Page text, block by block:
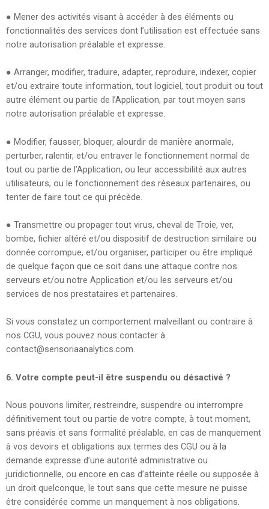
● Mener des activités visant à accéder à des éléments ou
fonctionnalités des services dont l’utilisation est effectuée sans
notre autorisation préalable et expresse.
● Arranger, modifier, traduire, adapter, reproduire, indexer, copier
et/ou extraire toute information, tout logiciel, tout produit ou tout
autre élément ou partie de l’Application, par tout moyen sans
notre autorisation préalable et expresse.
● Modifier, fausser, bloquer, alourdir de manière anormale,
perturber, ralentir, et/ou entraver le fonctionnement normal de
tout ou partie de l’Application, ou leur accessibilité aux autres
utilisateurs, ou le fonctionnement des réseaux partenaires, ou
tenter de faire tout ce qui précède.
● Transmettre ou propager tout virus, cheval de Troie, ver,
bombe, fichier altéré et/ou dispositif de destruction similaire ou
donnée corrompue, et/ou organiser, participer ou être impliqué
de quelque façon que ce soit dans une attaque contre nos
serveurs et/ou notre Application et/ou les serveurs et/ou
services de nos prestataires et partenaires.
Si vous constatez un comportement malveillant ou contraire à
nos CGU, vous pouvez nous contacter à
contact@sensoriaanalytics.com.
6. Votre compte peut-il être suspendu ou désactivé ?
Nous pouvons limiter, restreindre, suspendre ou interrompre
définitivement tout ou partie de votre compte, à tout moment,
sans préavis et sans formalité préalable, en cas de manquement
à vos devoirs et obligations aux termes des CGU ou à la
demande expresse d’une autorité administrative ou
juridictionnelle, ou encore en cas d’atteinte réelle ou supposée à
un droit quelconque, le tout sans que cette mesure ne puisse
être considérée comme un manquement à nos obligations.